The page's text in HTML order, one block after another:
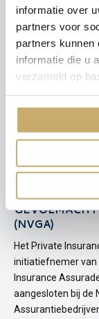
informatie over
partners voor
partners kunnen
informatie die u
verzameld op
Iedere
(NVGA)
Het Private
initiatiefnemer van
Insurance
aangesloten bij de